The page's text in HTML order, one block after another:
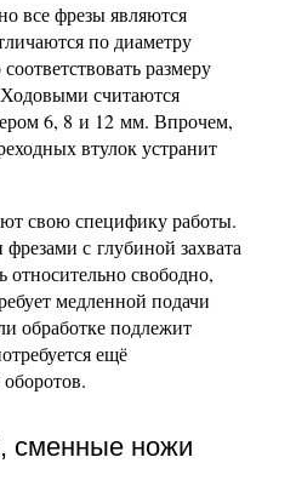
все фрезы являются
по диаметру
размеру
считаются
6, 8 и 12 мм. Впрочем,
втулок устранит
свою специфику работы.
с глубиной захвата
свободно,
медленной подачи
обработке подлежит
ещё
сменные ножи